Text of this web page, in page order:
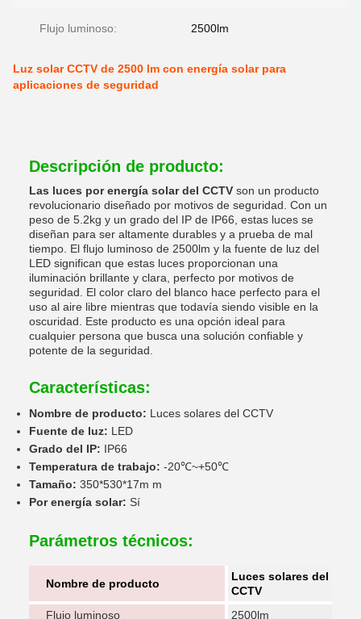
Flujo luminoso: 2500lm
Luz solar CCTV de 2500 lm con energía solar para
aplicaciones de seguridad
Descripción de producto:
Las luces por energía solar del CCTV son un producto
revolucionario diseñado por motivos de seguridad. Con un
peso de 5.2kg y un grado del IP de IP66, estas luces se
diseñan para ser altamente durables y a prueba de mal
tiempo. El flujo luminoso de 2500lm y la fuente de luz del
LED significan que estas luces proporcionan una
iluminación brillante y clara, perfecto por motivos de
seguridad. El color claro del blanco hace perfecto para el
uso al aire libre mientras que todavía siendo visible en la
oscuridad. Este producto es una opción ideal para
cualquier persona que busca una solución confiable y
potente de la seguridad.
Características:
Nombre de producto: Luces solares del CCTV
Fuente de luz: LED
Grado del IP: IP66
Temperatura de trabajo: -20℃~+50℃
Tamaño: 350*530*17m m
Por energía solar: Sí
Parámetros técnicos:
Nombre de producto
Luces solares del
CCTV
Flujo luminoso
2500lm